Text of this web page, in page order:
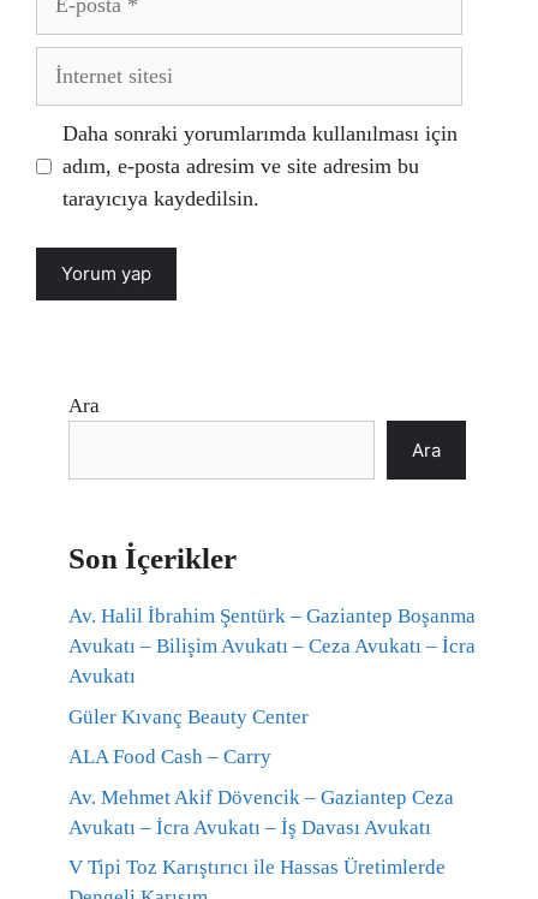
posta
İnternet
Daha sonraki yorumlarımda kullanılması için
adım, e-posta adresim ve site adresim bu
tarayıcıya kaydedilsin.
Ara
Ara
Son İçerikler
Av. Halil İbrahim Şentürk – Gaziantep Boşanma
Avukatı – Bilişim Avukatı – Ceza Avukatı – İcra
Avukatı
Güler Kıvanç Beauty Center
ALA Food Cash – Carry
Av. Mehmet Akif Dövencik – Gaziantep Ceza
Avukatı – İcra Avukatı – İş Davası Avukatı
V Tipi Toz Karıştırıcı ile Hassas Üretimlerde